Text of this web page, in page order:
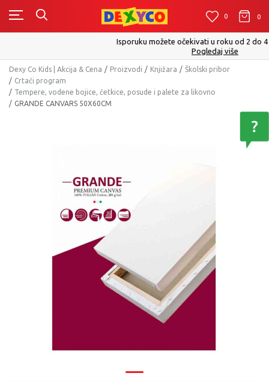
0 0 0
Isporuku možete očekivati u roku od 2 do 4 radna dana!
Dexy Co Kids | Akcija & Cena Proizvodi Knjižara
Školski pribor
Crtaći program
Tempere, vodene bojice, četkice, posude i palete za likovno
GRANDE CANVARS 50X60CM